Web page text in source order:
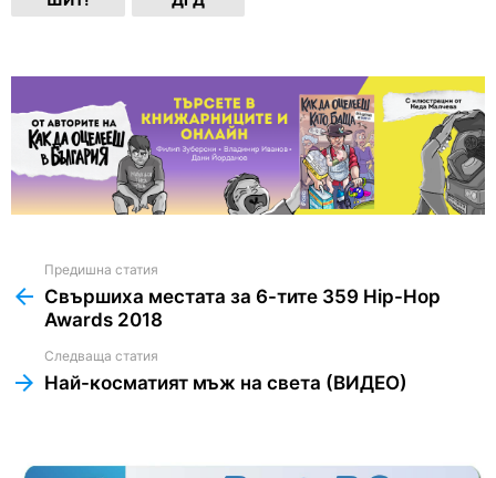
more
Предишна статия
Свършиха местата за 6-тите 359 Hip-Hop
Awards 2018
Следваща статия
Най-косматият мъж на света (ВИДЕО)